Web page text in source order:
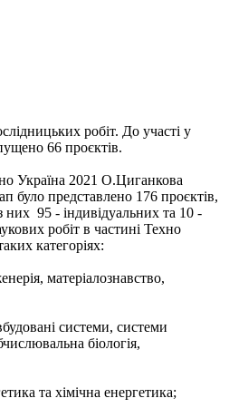
робіт. До участі у
66 проєктів.
Україна 2021 О.Циганкова
було представлено 176 проєктів,
95 - індивідуальних та 10 -
робіт в частині Техно
категоріях:
матеріалознавство,
системи, системи
біологія,
та хімічна енергетика;